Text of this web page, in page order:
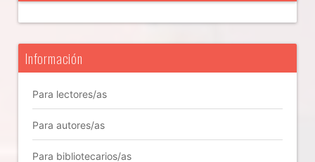
Información
Para lectores/as
Para autores/as
Para bibliotecarios/as